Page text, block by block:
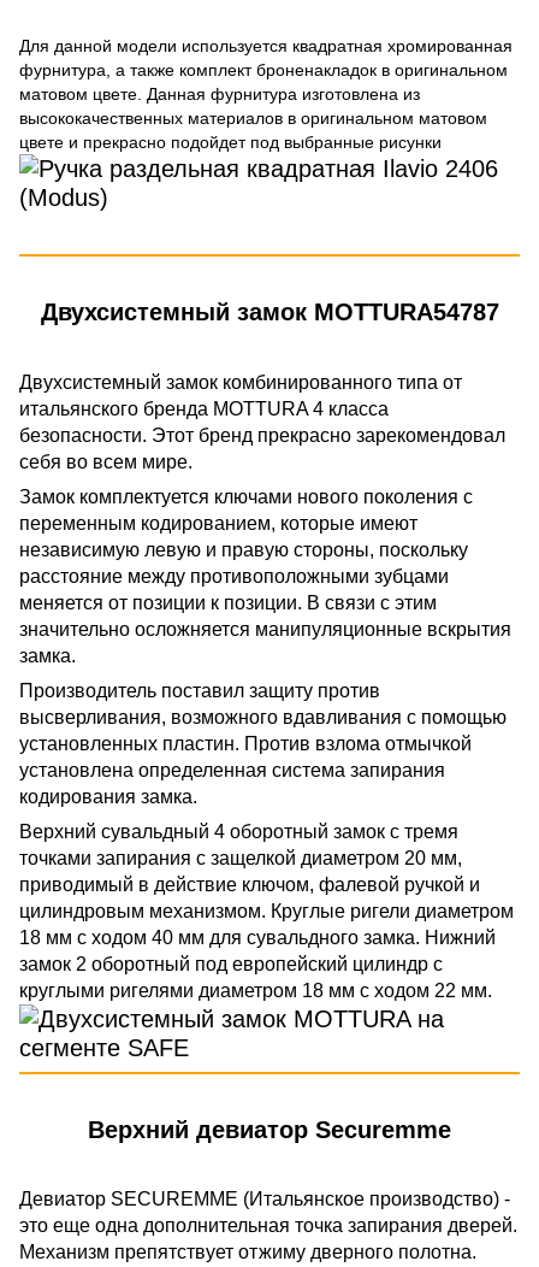
Для данной модели используется квадратная хромированная
фурнитура, а также комплект броненакладок в оригинальном
матовом цвете. Данная фурнитура изготовлена из
высококачественных материалов в оригинальном матовом
цвете и прекрасно подойдет под выбранные рисунки
Двухсистемный замок MOTTURA54787
Двухсистемный замок комбинированного типа от
итальянского бренда MOTTURA 4 класса
безопасности. Этот бренд прекрасно зарекомендовал
себя во всем мире.
Замок комплектуется ключами нового поколения с
переменным кодированием, которые имеют
независимую левую и правую стороны, поскольку
расстояние между противоположными зубцами
меняется от позиции к позиции. В связи с этим
значительно осложняется манипуляционные вскрытия
замка.
Производитель поставил защиту против
высверливания, возможного вдавливания с помощью
установленных пластин. Против взлома отмычкой
установлена ​​определенная система запирания
кодирования замка.
Верхний сувальдный 4 оборотный замок с тремя
точками запирания с защелкой диаметром 20 мм,
приводимый в действие ключом, фалевой ручкой и
цилиндровым механизмом. Круглые ригели диаметром
18 мм с ходом 40 мм для сувальдного замка. Нижний
замок 2 оборотный под европейский цилиндр с
круглыми ригелями диаметром 18 мм с ходом 22 мм.
Верхний девиатор Securemme
Девиатор SECUREMME (Итальянское производство) -
это еще одна дополнительная точка запирания дверей.
Механизм препятствует отжиму дверного полотна.